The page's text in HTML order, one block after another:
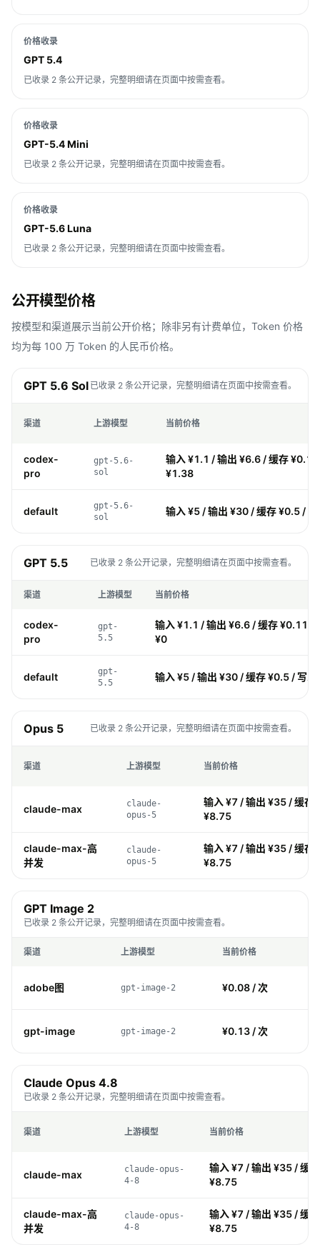
价格收录
GPT 5.4
已收录 2 条公开记录，完整明细请在页面中按需查看。
价格收录
GPT-5.4 Mini
已收录 2 条公开记录，完整明细请在页面中按需查看。
价格收录
GPT-5.6 Luna
已收录 2 条公开记录，完整明细请在页面中按需查看。
公开模型价格
按模型和渠道展示当前公开价格；除非另有计费单位，Token 价格
均为每 100 万 Token 的人民币价格。
GPT 5.6 Sol 已收录 2 条公开记录，完整明细请在页面中按需查看。
渠道 上游模型 当前价格
codex-
pro
gpt-5.6-
sol
输入 ¥1.1 / 输出 ¥6.6 / 缓存 ¥0.11
¥1.38
default
gpt-5.6-
sol
输入 ¥5 / 输出 ¥30 / 缓存 ¥0.5 /
GPT 5.5 已收录 2 条公开记录，完整明细请在页面中按需查看。
渠道 上游模型 当前价格
codex-
pro
gpt-
5.5
输入 ¥1.1 / 输出 ¥6.6 / 缓存 ¥0.11 /
¥0
default
gpt-
5.5
输入 ¥5 / 输出 ¥30 / 缓存 ¥0.5 / 写入
Opus 5 已收录 2 条公开记录，完整明细请在页面中按需查看。
渠道 上游模型 当前价格
claude-max
claude-
opus-5
输入 ¥7 / 输出 ¥35 / 缓存
¥8.75
claude-max-高
并发
claude-
opus-5
输入 ¥7 / 输出 ¥35 / 缓存
¥8.75
GPT Image 2
已收录 2 条公开记录，完整明细请在页面中按需查看。
渠道 上游模型 当前价格
adobe图 gpt-image-2 ¥0.08 / 次
gpt-image gpt-image-2 ¥0.13 / 次
Claude Opus 4.8
已收录 2 条公开记录，完整明细请在页面中按需查看。
渠道 上游模型 当前价格
claude-max
claude-opus-
4-8
输入 ¥7 / 输出 ¥35 / 缓
¥8.75
claude-max-高
并发
claude-opus-
4-8
输入 ¥7 / 输出 ¥35 / 缓
¥8.75